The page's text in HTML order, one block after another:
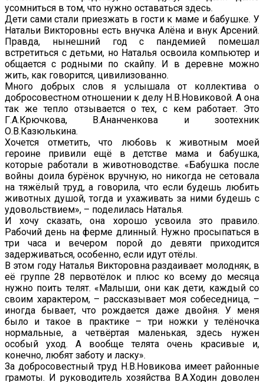
усомниться в том, что нужно оставаться здесь.
Дети сами стали приезжать в гости к маме и бабушке. У
Натальи Викторовны есть внучка Алёна и внук Арсений.
Правда, нынешний год с пандемией помешал
встретиться с детьми, но Наталья освоила компьютер и
общается с родными по скайпу. И в деревне можно
жить, как говорится, цивилизованно.
Много добрых слов я услышала от коллектива о
добросовестном отношении к делу Н.В.Новиковой. А она
так же тепло отзывается о тех, с кем работает. Это
Г.А.Крючкова, В.Ананченкова и зоотехник
О.В.Казюлькина.
Хочется отметить, что любовь к животным моей
героине привили ещё в детстве мама и бабушка,
которые работали в животноводстве. «Бабушка после
войны доила бурёнок вручную, но никогда не сетовала
на тяжёлый труд, а говорила, что если будешь любить
животных душой, тогда и ухаживать за ними будешь с
удовольствием», – поделилась Наталья.
И хочу сказать, она хорошо усвоила это правило.
Рабочий день на ферме длинный. Нужно просыпаться в
три часа и вечером порой до девяти приходится
задерживаться, особенно, если идут отёлы.
В этом году Наталья Викторовна раздаивает молодняк, в
её группе 28 первотёлок и плюс ко всему до месяца
нужно поить телят. «Малыши, они как дети, каждый со
своим характером, – рассказывает моя собеседница, –
иногда бывает, что рождается даже двойня. У меня
было и такое в практике – три ножки у телёночка
нормальные, а четвёртая маленькая, здесь нужен
особый уход. А вообще телята очень красивые и,
конечно, любят заботу и ласку».
За добросовестный труд Н.В.Новикова имеет районные
грамоты. И руководитель хозяйства В.А.Ходин доволен